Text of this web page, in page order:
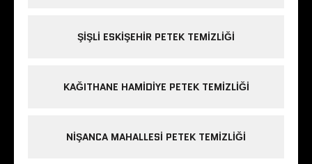
ŞIŞLI ESKIŞEHIR PETEK TEMIZLIĞI
KAĞITHANE HAMIDIYE PETEK TEMIZLIĞI
NIŞANCA MAHALLESI PETEK TEMIZLIĞI